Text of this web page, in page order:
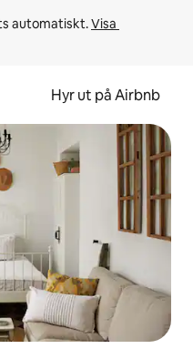
automatiskt. Visa
Hyr ut på Airbnb